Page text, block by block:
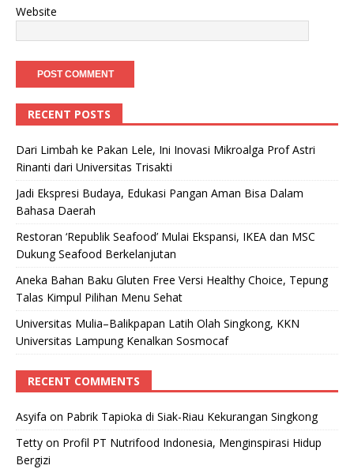
Website
RECENT POSTS
Dari Limbah ke Pakan Lele, Ini Inovasi Mikroalga Prof Astri
Rinanti dari Universitas Trisakti
Jadi Ekspresi Budaya, Edukasi Pangan Aman Bisa Dalam
Bahasa Daerah
Restoran ‘Republik Seafood’ Mulai Ekspansi, IKEA dan MSC
Dukung Seafood Berkelanjutan
Aneka Bahan Baku Gluten Free Versi Healthy Choice, Tepung
Talas Kimpul Pilihan Menu Sehat
Universitas Mulia–Balikpapan Latih Olah Singkong, KKN
Universitas Lampung Kenalkan Sosmocaf
RECENT COMMENTS
Asyifa on Pabrik Tapioka di Siak-Riau Kekurangan Singkong
Tetty on Profil PT Nutrifood Indonesia, Menginspirasi Hidup
Bergizi